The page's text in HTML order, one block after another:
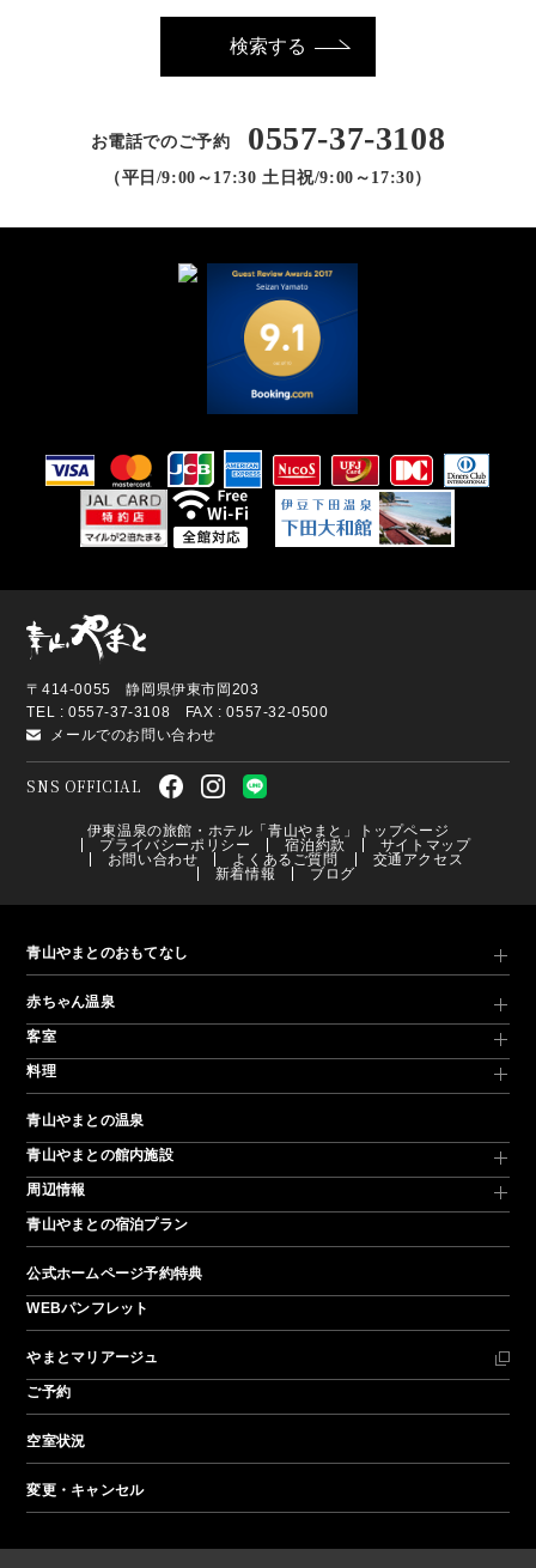
検索する
お電話でのご予約 0557-37-3108
（平日/9:00～17:30 土日祝/9:00～17:30）
〒414-0055 静岡県伊東市岡203
TEL : 0557-37-3108 FAX : 0557-32-0500
メールでのお問い合わせ
SNS OFFICIAL
伊東温泉の旅館・ホテル「青山やまと」トップページ
プライバシーポリシー
宿泊約款
サイトマップ
お問い合わせ
よくあるご質問
交通アクセス
新着情報
ブログ
青山やまとのおもてなし
赤ちゃん温泉
客室
料理
青山やまとの温泉
青山やまとの館内施設
周辺情報
青山やまとの宿泊プラン
公式ホームページ予約特典
WEBパンフレット
やまとマリアージュ
ご予約
空室状況
変更・キャンセル